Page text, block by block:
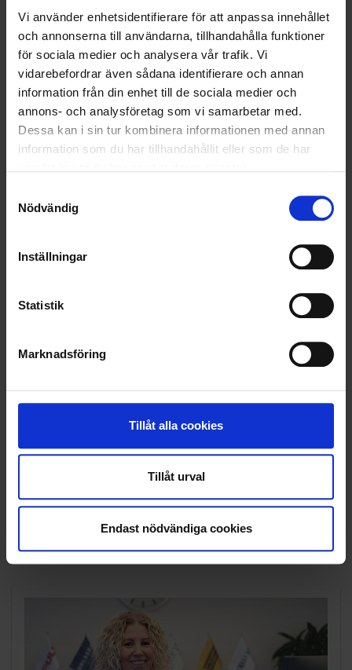
Vi använder enhetsidentifierare för att anpassa innehållet
och annonserna till användarna, tillhandahålla funktioner
för sociala medier och analysera vår trafik. Vi
vidarebefordrar även sådana identifierare och annan
information från din enhet till de sociala medier och
annons- och analysföretag som vi samarbetar med.
Dessa kan i sin tur kombinera informationen med annan
information som du har tillhandahållit eller som de har
Nödvändig
Inställningar
Statistik
Marknadsföring
Tillåt alla cookies
Tillåt urval
Endast nödvändiga cookies
bakom vår miljöpolicy och har ett uttalat miljöfokus på hållbar
utveckling och kretsloppsaktivitet. Vi ser alla Ohlssonsanställda som
ambassadörer för företaget. Om hela företaget andas miljöfokus så
måste varje enskild individ också agera trovärdigt i denna roll. Därför
bedriver vi en aktiv och kontinuerlig miljöutbildning av all vår
personal.
Privat
LÄR DIG MER
OM OHLSSONS
Hållbarhet
Integritetspolicy
Certifikat
JOBBA HOS OSS